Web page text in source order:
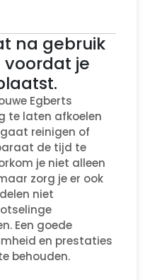
na gebruik
je
Egberts
te laten afkoelen
reinigen of
de tijd te
je niet alleen
zorg je er ook
niet
Een goede
en prestaties
behouden.